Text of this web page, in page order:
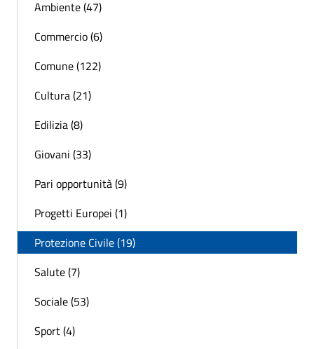
Ambiente (47)
Commercio (6)
Comune (122)
Cultura (21)
Edilizia (8)
Giovani (33)
Pari opportunità (9)
Progetti Europei (1)
Protezione Civile (19)
Salute (7)
Sociale (53)
Sport (4)